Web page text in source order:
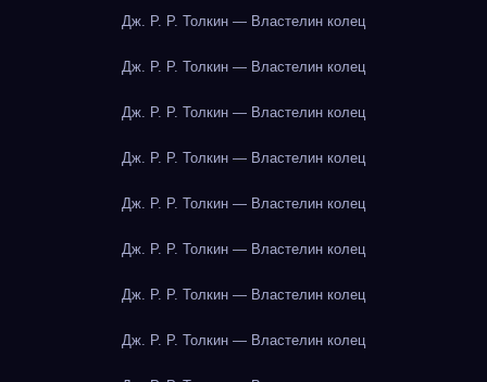
Дж. Р. Р. Толкин — Властелин колец
Дж. Р. Р. Толкин — Властелин колец
Дж. Р. Р. Толкин — Властелин колец
Дж. Р. Р. Толкин — Властелин колец
Дж. Р. Р. Толкин — Властелин колец
Дж. Р. Р. Толкин — Властелин колец
Дж. Р. Р. Толкин — Властелин колец
Дж. Р. Р. Толкин — Властелин колец